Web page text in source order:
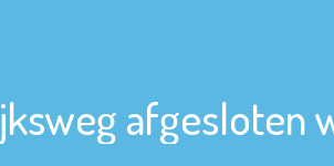
afgesloten